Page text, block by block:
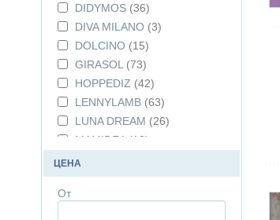
DIDYMOS (36)
DIVA MILANO (3)
DOLCINO (15)
GIRASOL (73)
HOPPEDIZ (42)
LENNYLAMB (63)
LUNA DREAM (26)
MAMIDEA (10)
MANDUCA
NATIBABY(20)
ЦЕНА
От